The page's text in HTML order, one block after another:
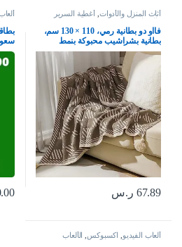
أثاث المنزل والأدوات أغطية السرير
والوسائد
فااو دو بطانية رمي، 110 × 130 سم،
بطانية بشراشيب محبوكة بنمط
بوهيمي، بطانية تكييف الهواء الصيفية،
بطانية قيلولة، بطانية للسكن الجامعي
للكنبة والتخييم والاقامة المنزلية
والسفر، نمط 2
67.89 ر.س
–
ألعاب الفيديو اكسبوكس الألعاب